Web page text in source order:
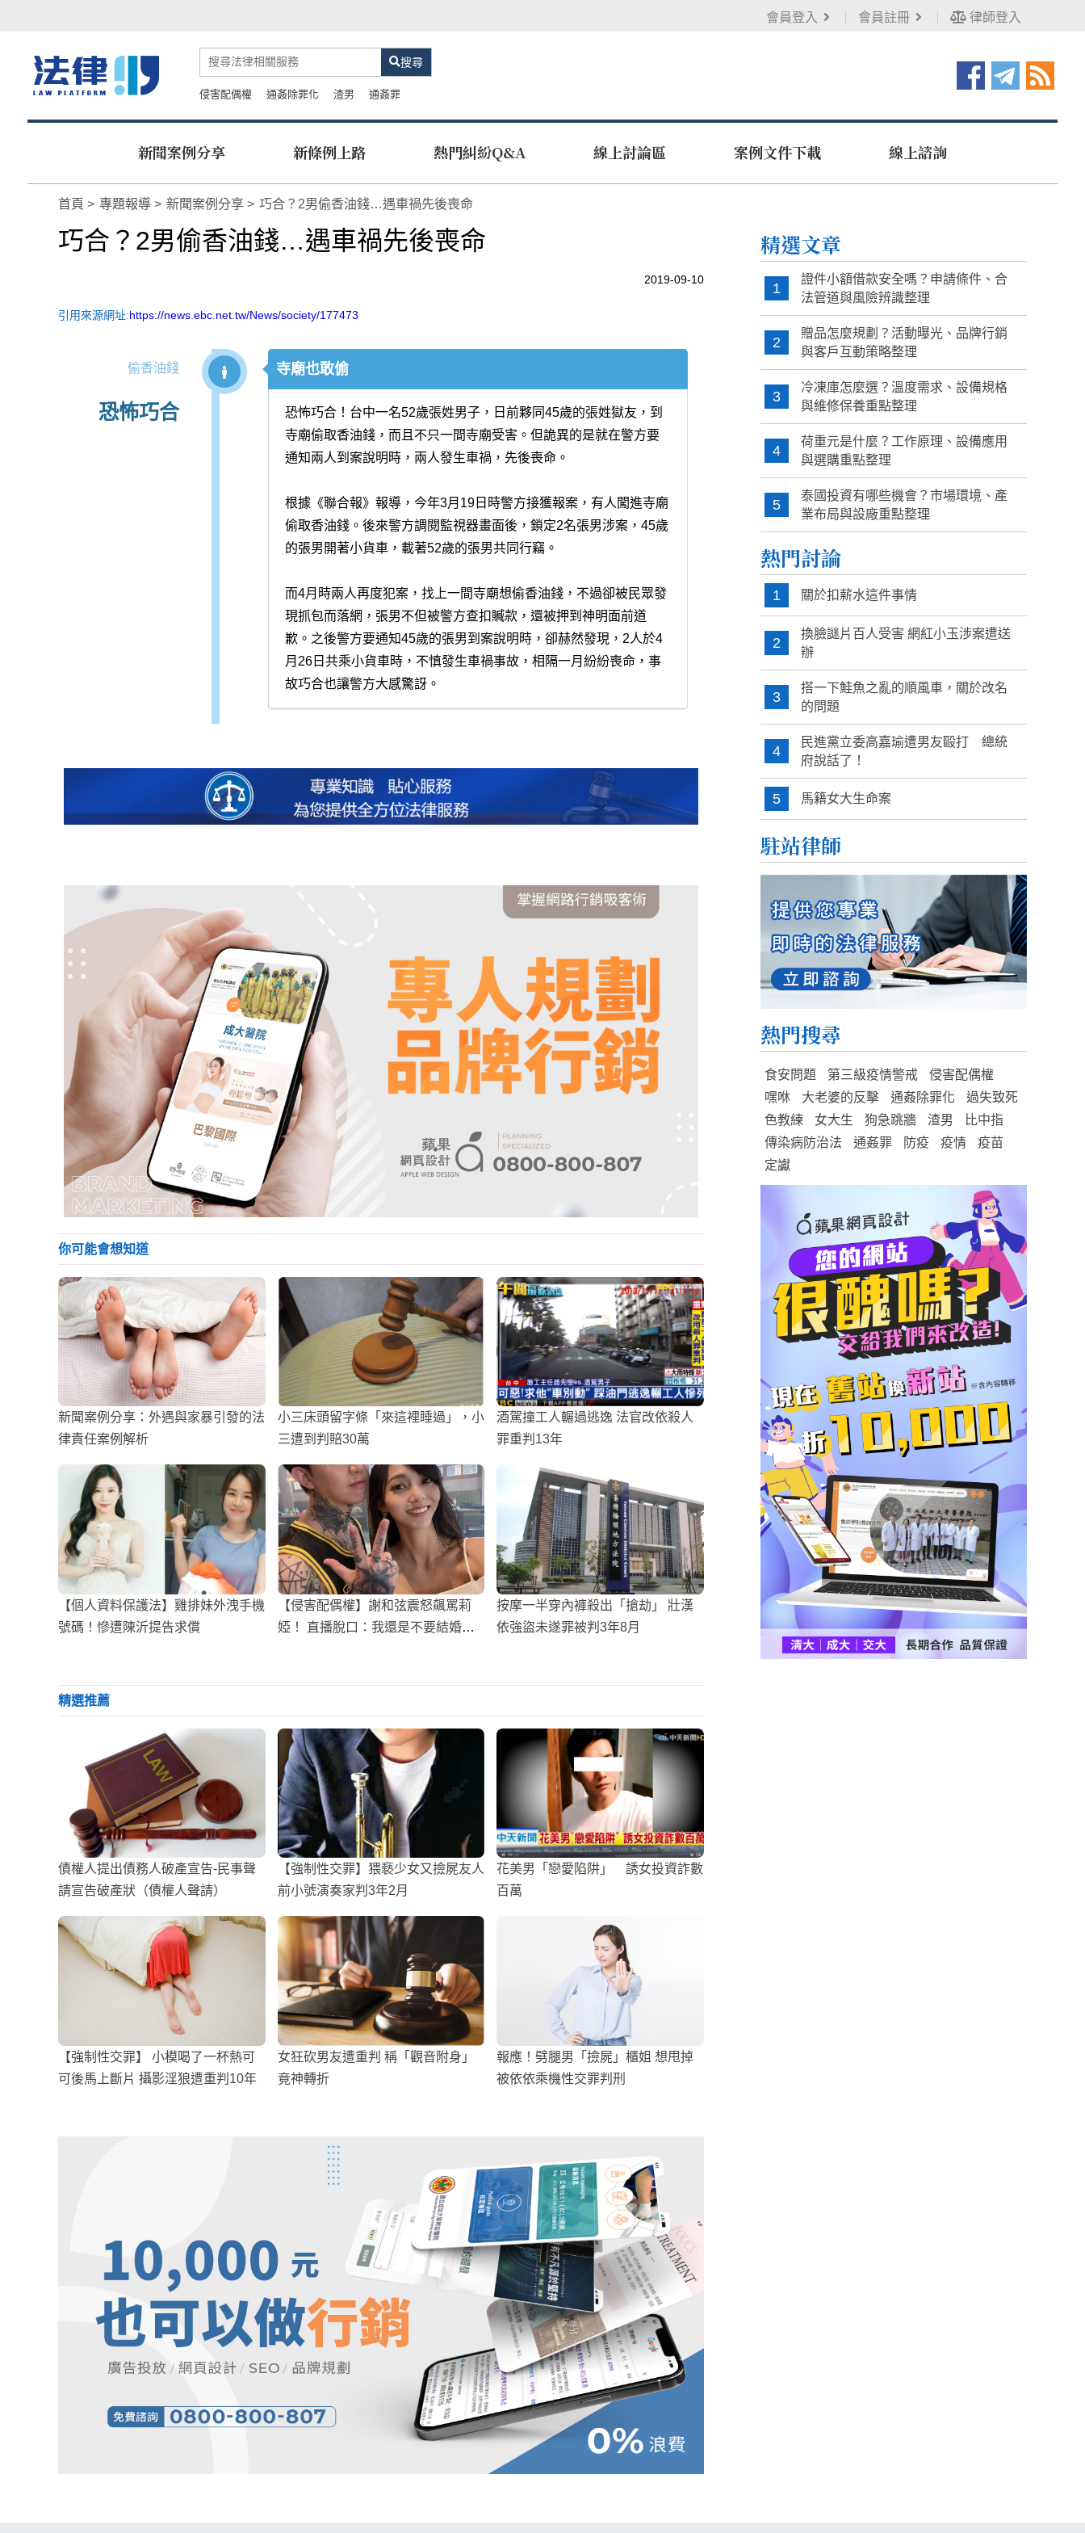
會員登入 會員註冊 律師登入
搜尋
侵害配偶權 通姦除罪化 渣男 通姦罪
新聞案例分享 新條例上路 熱門糾紛Q&A 線上討論區 案例文件下載 線上諮詢
首頁 專題報導 新聞案例分享 巧合？2男偷香油錢…遇車禍先後喪命
巧合？2男偷香油錢…遇車禍先後喪命
2019-09-10
引用來源網址:https://news.ebc.net.tw/News/society/177473
偷香油錢
恐怖巧合
寺廟也敢偷
恐怖巧合！台中一名52歲張姓男子，日前夥同45歲的張姓獄友，到
寺廟偷取香油錢，而且不只一間寺廟受害。但詭異的是就在警方要
通知兩人到案說明時，兩人發生車禍，先後喪命。
根據《聯合報》報導，今年3月19日時警方接獲報案，有人闖進寺廟
偷取香油錢。後來警方調閱監視器畫面後，鎖定2名張男涉案，45歲
的張男開著小貨車，載著52歲的張男共同行竊。
而4月時兩人再度犯案，找上一間寺廟想偷香油錢，不過卻被民眾發
現抓包而落網，張男不但被警方查扣贓款，還被押到神明面前道
歉。之後警方要通知45歲的張男到案說明時，卻赫然發現，2人於4
月26日共乘小貨車時，不慎發生車禍事故，相隔一月紛紛喪命，事
故巧合也讓警方大感驚訝。
你可能會想知道
新聞案例分享：外遇與家暴引發的法
律責任案例解析
小三床頭留字條「來這裡睡過」，小
三遭到判賠30萬
酒駕撞工人輾過逃逸 法官改依殺人
罪重判13年
【個人資料保護法】雞排妹外洩手機
號碼！慘遭陳沂提告求償
【侵害配偶權】謝和弦震怒飆罵莉
婭！ 直播脫口：我還是不要結婚好
按摩一半穿內褲殺出「搶劫」 壯漢
依強盜未遂罪被判3年8月
精選推薦
債權人提出債務人破產宣告-民事聲
請宣告破產狀（債權人聲請）
【強制性交罪】猥褻少女又撿屍友人
前小號演奏家判3年2月
花美男「戀愛陷阱」 誘女投資詐數
百萬
【強制性交罪】 小模喝了一杯熱可
可後馬上斷片 攝影淫狼遭重判10年
女狂砍男友遭重判 稱「觀音附身」
竟神轉折
報應！劈腿男「撿屍」櫃姐 想甩掉
被依依乘機性交罪判刑
精選文章
1
證件小額借款安全嗎？申請條件、合
法管道與風險辨識整理
2
贈品怎麼規劃？活動曝光、品牌行銷
與客戶互動策略整理
3
冷凍庫怎麼選？溫度需求、設備規格
與維修保養重點整理
4
荷重元是什麼？工作原理、設備應用
與選購重點整理
5
泰國投資有哪些機會？市場環境、產
業布局與設廠重點整理
熱門討論
1 關於扣薪水這件事情
2
換臉謎片百人受害 網紅小玉涉案遭送
辦
3
搭一下鮭魚之亂的順風車，關於改名
的問題
4
民進黨立委高嘉瑜遭男友毆打 總統
府說話了！
5 馬籍女大生命案
駐站律師
熱門搜尋
食安問題 第三級疫情警戒
侵害配偶權
嘿咻
大老婆的反擊 通姦除罪化
過失致死
色教練
女大生 狗急跳牆 渣男
比中指
傳染病防治法
通姦罪 防疫 疫情
疫苗
定讞